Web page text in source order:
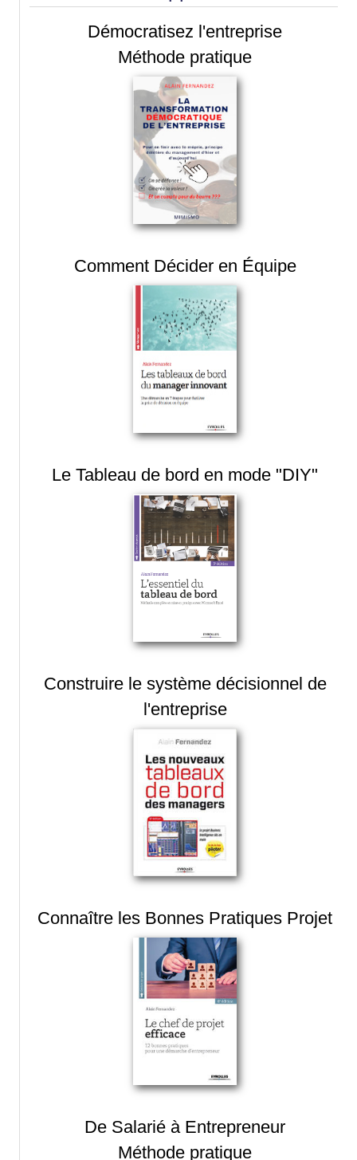
Démocratisez l'entreprise
Méthode pratique
Comment Décider en Équipe
Le Tableau de bord en mode "DIY"
Construire le système décisionnel de
l'entreprise
Connaître les Bonnes Pratiques Projet
De Salarié à Entrepreneur
Méthode pratique